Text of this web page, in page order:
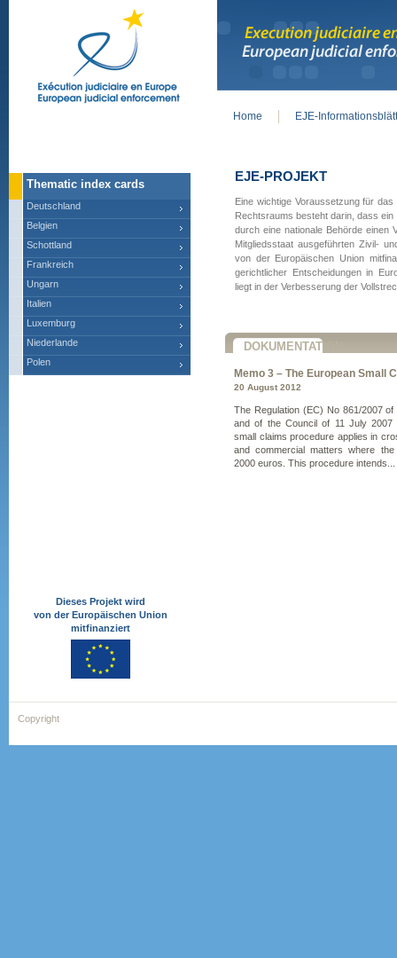
EJE-PROJEKT
Eine wichtige Voraussetzung für
Rechtsraums besteht darin, dass
durch eine nationale Behörde einen
Mitgliedsstaat ausgeführten Zivil-
von der Europäischen Union
gerichtlicher Entscheidungen in
liegt in der Verbesserung der
DOKUMENTATION
Memo 3 – The European Small
20 August 2012
The Regulation (EC) No 861/2007
and of the Council of 11 July 2007
small claims procedure applies in
and commercial matters where
2000 euros. This procedure intends...
Home EJE-
Thematic index cards
Deutschland
Belgien
Schottland
Frankreich
Ungarn
Italien
Luxemburg
Niederlande
Polen
Dieses Projekt wird
von der Europäischen Union
mitfinanziert
Copyright